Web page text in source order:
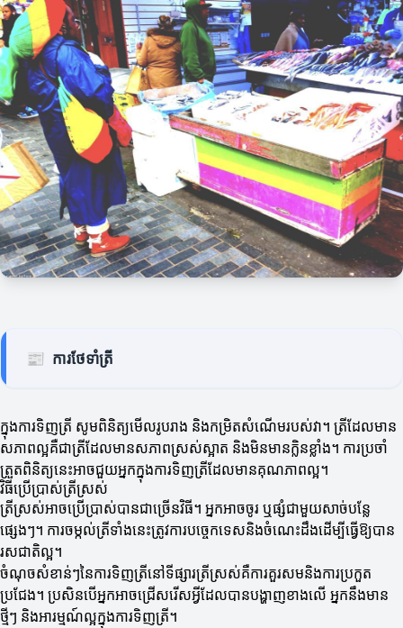
📰 ការថែទាំត្រី
ក្នុងការទិញត្រី សូមពិនិត្យមើលរូបរាង និងកម្រិតសំណើមរបស់វា។ ត្រីដែលមាន
សភាពល្អគឺជាត្រីដែលមានសភាពស្រស់ស្អាត និងមិនមានក្លិនខ្លាំង។ ការប្រចាំ
ត្រួតពិនិត្យនេះអាចជួយអ្នកក្នុងការទិញត្រីដែលមានគុណភាពល្អ។
វិធីប្រើប្រាស់ត្រីស្រស់
ត្រីស្រស់អាចប្រើប្រាស់បានជាច្រើនវិធី។ អ្នកអាចចូរ ឬផ្សំជាមួយសាច់បន្លែ
ផ្សេងៗ។ ការចម្កល់ត្រីទាំងនេះត្រូវការបច្ចេកទេសនិងចំណេះដឹងដើម្បីធ្វើឱ្យបាន
រសជាតិល្អ។
ចំណុចសំខាន់ៗនៃការទិញត្រីនៅទីផ្សារត្រីស្រស់គឺការគួរសមនិងការប្រកួត
ប្រជែង។ ប្រសិនបើអ្នកអាចជ្រើសរើសអ្វីដែលបានបង្ហាញខាងលើ អ្នកនឹងមាន
ថ្មីៗ និងអារម្មណ៍ល្អក្នុងការទិញត្រី។